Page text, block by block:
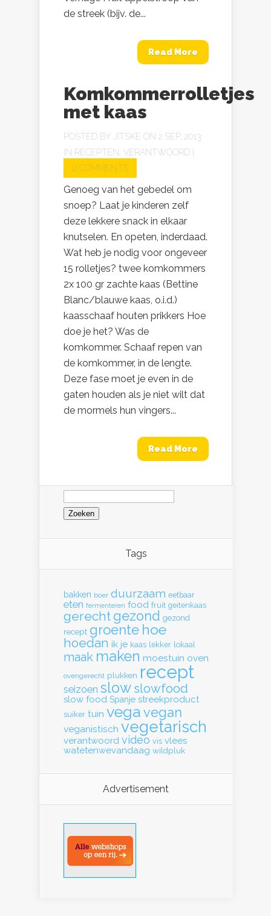
de streek (bijv. de...
Read More
Komkommerrolletjes
met kaas
POSTED BY JITSKE ON 2 SEP, 2013
IN RECEPTEN, VERANTWOORD
0 COMMENTS
Genoeg van het gebedel om
snoep? Laat je kinderen zelf
deze lekkere snack in elkaar
knutselen. En opeten, inderdaad.
Wat heb je nodig voor ongeveer
15 rolletjes? twee komkommers
2x 100 gr zachte kaas (Bettine
Blanc/blauwe kaas, o.i.d.)
kaasschaaf houten prikkers Hoe
doe je het? Was de
komkommer. Schaaf repen van
de komkommer, in de lengte.
Deze fase moet je even in de
gaten houden als je niet wilt dat
de mormels hun vingers...
Read More
Zoeken
naar:
Tags
bakken boer duurzaam eetbaar
eten fermenteren food fruit geitenkaas
gerecht gezond gezond
recept groente hoe
hoedan ik je kaas lekker lokaal
maak maken moestuin oven
ovengerecht plukken recept
seizoen slow slowfood
slow food Spanje streekproduct
suiker tuin vega vegan
veganistisch vegetarisch
verantwoord video vis vlees
watetenwevandaag wildpluk
Advertisement